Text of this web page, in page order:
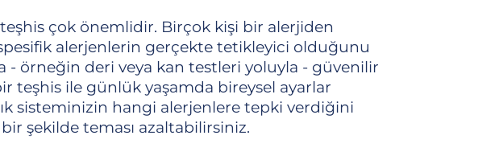
çok önemlidir. Birçok kişi bir alerjiden
alerjenlerin gerçekte tetikleyici olduğunu
- örneğin deri veya kan testleri yoluyla - güvenilir
teşhis ile günlük yaşamda bireysel ayarlar
sisteminizin hangi alerjenlere tepki verdiğini
şekilde teması azaltabilirsiniz.